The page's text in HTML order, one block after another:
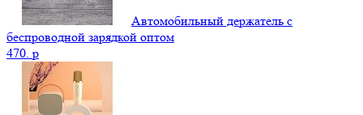
Автомобильный держатель с
беспроводной зарядкой оптом
470. p